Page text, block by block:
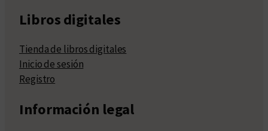
Libros digitales
Tienda de libros digitales
Inicio de sesión
Registro
Información legal